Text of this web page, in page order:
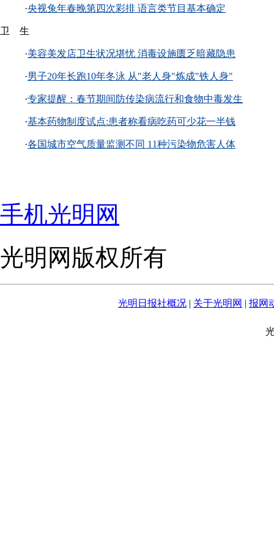
·央视兔年春晚第四次彩排 语言类节目基本确定
卫 生
·美容美发店卫生状况堪忧 消毒设施匮乏暗藏隐患
·男子20年长跑10年冬泳 从"老人身"炼成"铁人身"
·专家提醒：春节期间防传染病流行和食物中毒发生
·基本药物制度试点:患者称看病吃药可少花一半钱
·各国城市空气质量监测不同 11种污染物危害人体
手机光明网
光明网版权所有
光明日报社概况 | 关于光明网 | 报网